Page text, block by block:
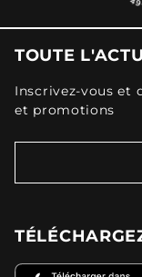
TOUTE
Inscrivez-vous et
et promotions